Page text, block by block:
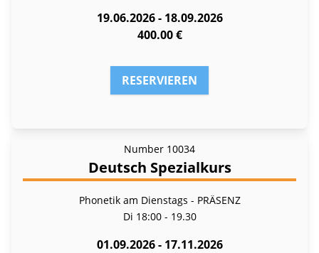
19.06.2026 - 18.09.2026
400.00 €
RESERVIEREN
Number 10034
Deutsch Spezialkurs
Phonetik am Dienstags - PRÄSENZ
Di 18:00 - 19.30
01.09.2026 - 17.11.2026